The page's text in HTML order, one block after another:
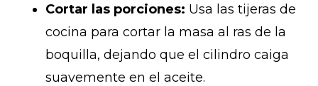
Cortar las porciones: Usa las tijeras de
cocina para cortar la masa al ras de la
boquilla, dejando que el cilindro caiga
suavemente en el aceite.